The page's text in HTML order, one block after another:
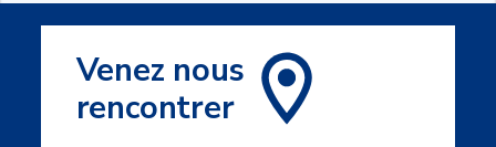
Venez nous
rencontrer